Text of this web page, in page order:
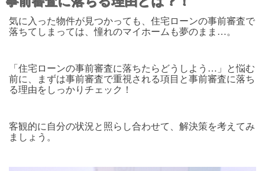
気に入った物件が見つかっても、住宅ローンの事前審査で
落ちてしまっては、憧れのマイホームも夢のまま…。
「住宅ローンの事前審査に落ちたらどうしよう…」と悩む
前に、まずは事前審査で重視される項目と事前審査に落ち
る理由をしっかりチェック！
客観的に自分の状況と照らし合わせて、解決策を考えてみ
ましょう。